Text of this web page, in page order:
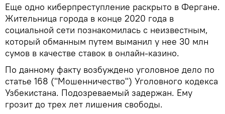
Еще одно киберпреступление раскрыто в Фергане.
Жительница города в конце 2020 года в
социальной сети познакомилась с неизвестным,
который обманным путем выманил у нее 30 млн
сумов в качестве ставок в онлайн-казино.
По данному факту возбуждено уголовное дело по
статье 168 ("Мошенничество") Уголовного кодекса
Узбекистана. Подозреваемый задержан. Ему
грозит до трех лет лишения свободы.